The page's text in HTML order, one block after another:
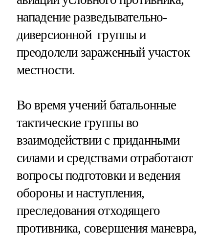
нападение разведывательно-
диверсионной группы и
преодолели зараженный участок
местности.
Во время учений батальонные
тактические группы во
взаимодействии с приданными
силами и средствами отработают
вопросы подготовки и ведения
обороны и наступления,
преследования отходящего
противника, совершения маневра,